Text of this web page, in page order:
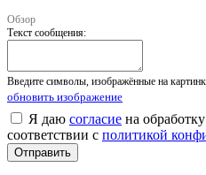
Обзор
Текст сообщения:
Введите символы, изображённые на
обновить изображение
Я даю согласие на
соответствии с политикой